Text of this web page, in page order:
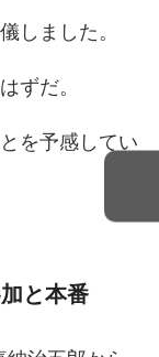
しました。
ずだ。
を予感してい
と本番